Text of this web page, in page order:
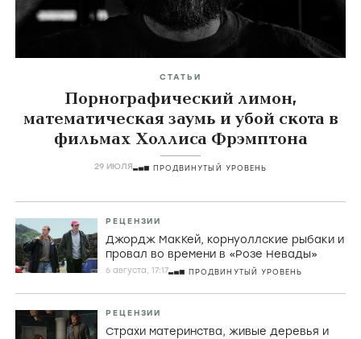
СТАТЬИ
Порнографический лимон,
математическая заумь и убой скота в
фильмах Холлиса Фрэмптона
29 ИЮЛЯ ПРОДВИНУТЫЙ УРОВЕНЬ
РЕЦЕНЗИИ
Джордж МакКей, корнуоллские рыбаки и
провал во времени в «Розе Невады»
6 августа, 17:17 ПРОДВИНУТЫЙ УРОВЕНЬ
РЕЦЕНЗИИ
Страхи материнства, живые деревья и